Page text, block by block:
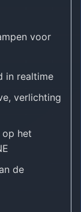
voor
in realtime
verlichting
op het
de